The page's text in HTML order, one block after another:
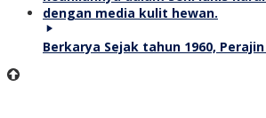
Berkarya Sejak tahun 1960,